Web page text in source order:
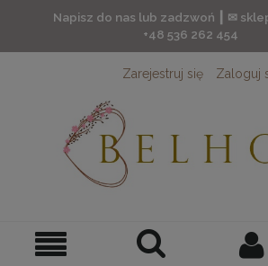
Napisz do nas lub zadzwoń ┃ ✉
+48 536 262 454
Zarejestruj się Zaloguj